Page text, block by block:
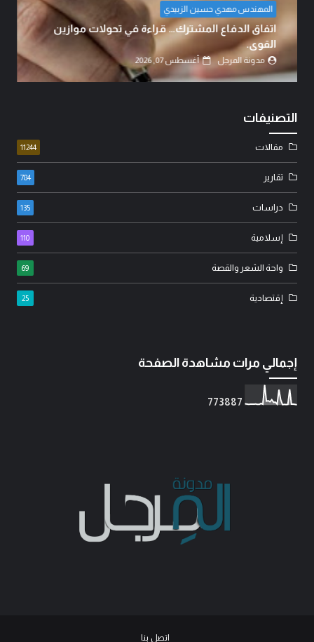
المهندس مهدي حسين الزبيدي
اتفاق الدفاع المشترك… قراءة في تحولات موازين
القوى.
مدونة المرجل أغسطس 07, 2026
التصنيفات
مقالات 11244
تقارير 784
دراسات 135
إسلامية 110
واحة الشعر والقصة 69
إقتصادية 25
إجمالي مرات مشاهدة الصفحة
773887
اتصل بنا